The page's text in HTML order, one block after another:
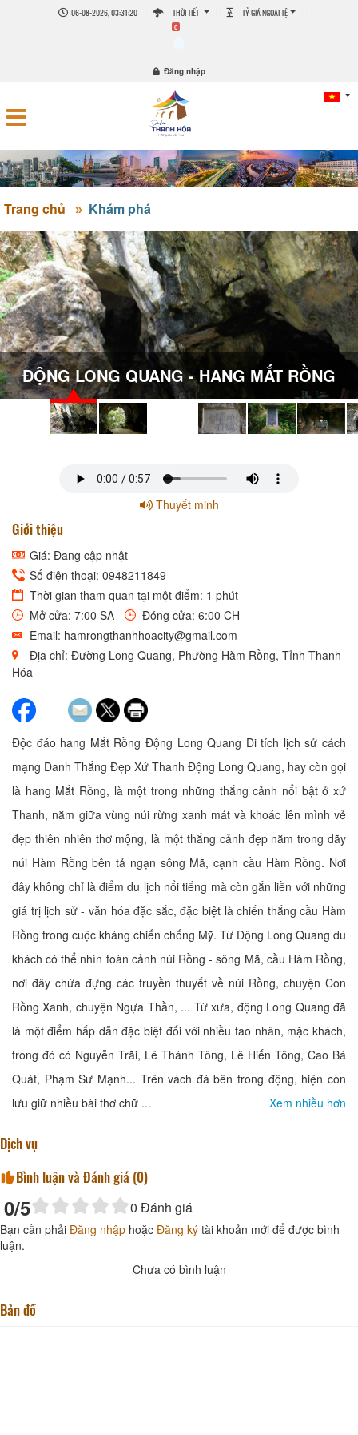
06-08-2026, 03:31:21 THỜI TIẾT TỶ GIÁ NGOẠI TỆ
0
Đăng nhập
Trang chủ Khám phá
ĐỘNG LONG QUANG - HANG MẮT RỒNG
Thuyết minh
Giới thiệu
Giá: Đang cập nhật
Số điện thoại: 0948211849
Thời gian tham quan tại một điểm: 1 phút
Mở cửa: 7:00 SA -
Đóng cửa: 6:00 CH
Email: hamrongthanhhoacity@gmail.com
Địa chỉ: Đường Long Quang, Phường Hàm Rồng, Tỉnh Thanh
Hóa
Độc đáo hang Mắt Rồng Động Long Quang Di tích lịch sử cách
mạng Danh Thắng Đẹp Xứ Thanh Động Long Quang, hay còn gọi
là hang Mắt Rồng, là một trong những thắng cảnh nổi bật ở xứ
Thanh, nằm giữa vùng núi rừng xanh mát và khoác lên mình vẻ
đẹp thiên nhiên thơ mộng, là một thắng cảnh đẹp nằm trong dãy
núi Hàm Rồng bên tả ngạn sông Mã, cạnh cầu Hàm Rồng. Nơi
đây không chỉ là điểm du lịch nổi tiếng mà còn gắn liền với những
giá trị lịch sử - văn hóa đặc sắc, đặc biệt là chiến thắng cầu Hàm
Rồng trong cuộc kháng chiến chống Mỹ. Từ Động Long Quang du
khách có thể nhìn toàn cảnh núi Rồng - sông Mã, cầu Hàm Rồng,
nơi đây chứa đựng các truyền thuyết về núi Rồng, chuyện Con
Rồng Xanh, chuyện Ngựa Thần, ... Từ xưa, động Long Quang đã
là một điểm hấp dẫn đặc biệt đối với nhiều tao nhân, mặc khách,
trong đó có Nguyễn Trãi, Lê Thánh Tông, Lê Hiến Tông, Cao Bá
Quát, Phạm Sư Mạnh... Trên vách đá bên trong động, hiện còn
lưu giữ nhiều bài thơ chữ ...
Xem nhiều hơn
Dịch vụ
Bình luận và Đánh giá (0)
0/5 0 Đánh giá
Bạn cần phải Đăng nhập hoặc Đăng ký tài khoản mới để được bình
luận.
Chưa có bình luận
Bản đồ